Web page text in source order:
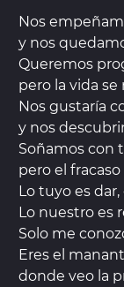
Nos
y nos
Queremos
pero la vida se
Nos gustaría
y nos
Soñamos con
pero el
Lo tuyo es
Lo nuestro es
Solo me
Eres el
donde veo la